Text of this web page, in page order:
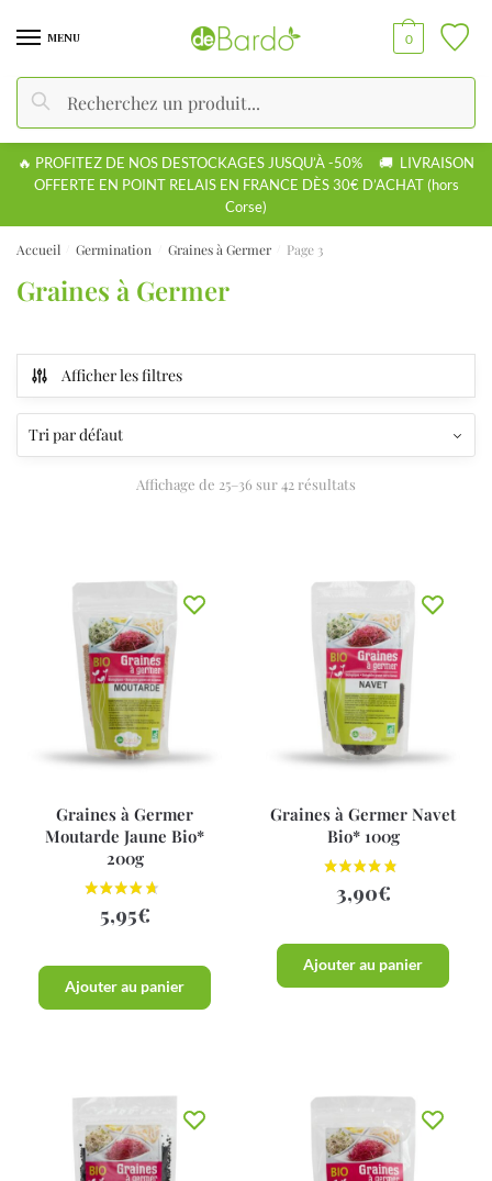
MENU
Recherche
0
🔥 PROFITEZ DE NOS DESTOCKAGES JUSQU’À -50% 🚚 LIVRAISON
OFFERTE EN POINT RELAIS EN FRANCE DÈS 30€ D’ACHAT (hors
Corse)
Accueil Germination Graines à Germer Page 3
Graines à Germer
Afficher les filtres
Affichage de 25–36 sur 42 résultats
Graines à Germer
Moutarde Jaune Bio*
200g
5,95€
Ajouter au panier
Graines à Germer Navet
Bio* 100g
3,90€
Ajouter au panier